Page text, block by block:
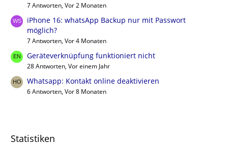
7 Antworten, Vor 2 Monaten
iPhone 16: whatsApp Backup nur mit Passwort
möglich?
7 Antworten, Vor 4 Monaten
Geräteverknüpfung funktioniert nicht
28 Antworten, Vor einem Jahr
Whatsapp: Kontakt online deaktivieren
6 Antworten, Vor 8 Monaten
Statistiken